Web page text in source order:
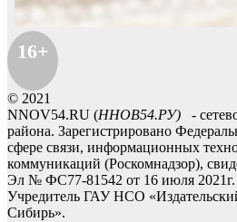
16+
© 2021
NNOV54.RU (ННОВ54.РУ) -
района. Зарегистрировано
сфере связи, информационных
коммуникаций (Роскомнадзор),
Эл № ФС77-81542 от 16 июля 2021г.
Учредитель ГАУ НСО
Сибирь».